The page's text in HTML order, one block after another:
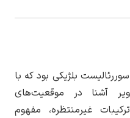
بلژیکی بود که با
در موقعیت‌های
مفهوم